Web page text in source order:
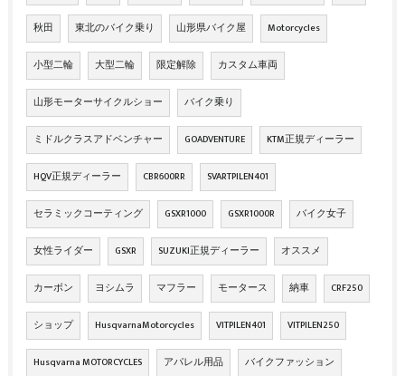
秋田 東北のバイク乗り 山形県バイク屋 Motorcycles
小型二輪 大型二輪 限定解除 カスタム車両
山形モーターサイクルショー バイク乗り
ミドルクラスアドベンチャー GOADVENTURE KTM正規ディーラー
HQV正規ディーラー CBR600RR SVARTPILEN401
セラミックコーティング GSXR1000 GSXR1000R バイク女子
女性ライダー GSXR SUZUKI正規ディーラー オススメ
カーボン ヨシムラ マフラー モータース 納車 CRF250
ショップ HusqvarnaMotorcycles VITPILEN401 VITPILEN250
Husqvarna MOTORCYCLES アパレル用品 バイクファッション